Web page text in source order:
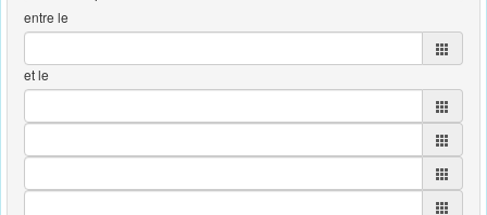
entre le
et le